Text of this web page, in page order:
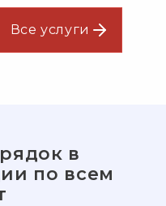
Все услуги
в
по всем